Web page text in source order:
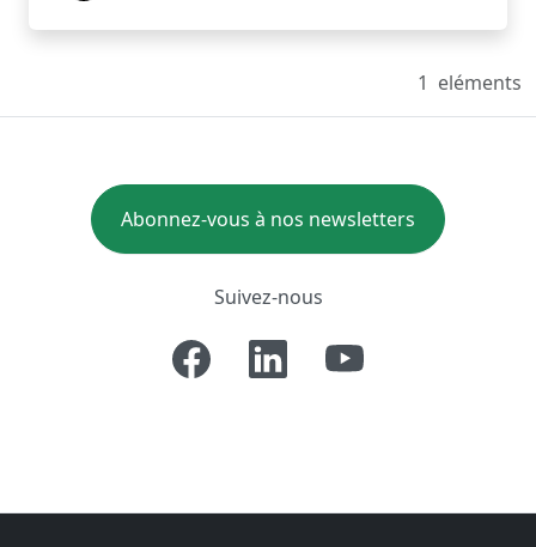
1 eléments
Abonnez-vous à nos newsletters
Suivez-nous